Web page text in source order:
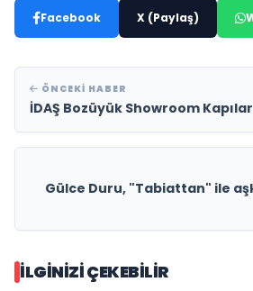
Facebook X (Paylaş)
ÖNCEKI HABER
İDAŞ Bozüyük Showroom
Gülce Duru, "Tabiattan" ile
İLGINIZI ÇEKEBILIR